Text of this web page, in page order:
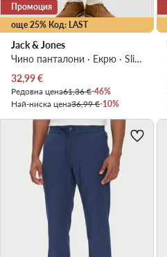
още 25% Код: LAST
Промоция
Jack & Jones
Чино панталони · Екрю · Slim Fit
Актуална цена
32,99€
Редовна цена61,36 €-46%
Най-ниска цена36,99 €-10%